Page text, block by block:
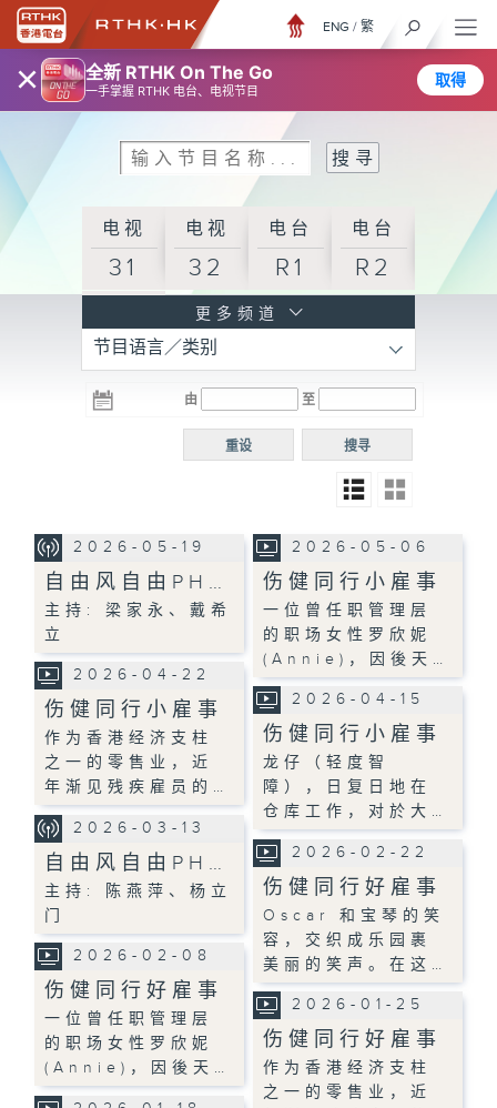
× 全新 RTHK On The Go
一手掌握 RTHK 电台、电视节目
取得
ENG / 繁
电视
31
电视
32
电台
R1
电台
R2
R3
电台 电台
R5
电台
普通
更多频道
节目语言／类别
由 至
搜寻
重设
2026-05-19
自由风自由PH…
主持: 梁家永、戴希
立
2026-05-06
伤健同行小雇事
一位曾任职管理层
的职场女性罗欣妮
(Annie)，因後天…
2026-04-22
伤健同行小雇事
作为香港经济支柱
之一的零售业，近
年渐见残疾雇员的…
2026-04-15
伤健同行小雇事
龙仔（轻度智
障），日复日地在
仓库工作，对於大…
2026-03-13
自由风自由PH…
主持: 陈燕萍、杨立
门
2026-02-22
伤健同行好雇事
Oscar 和宝琴的笑
容，交织成乐园裹
美丽的笑声。在这…
2026-02-08
伤健同行好雇事
一位曾任职管理层
的职场女性罗欣妮
(Annie)，因後天…
2026-01-25
伤健同行好雇事
作为香港经济支柱
之一的零售业，近